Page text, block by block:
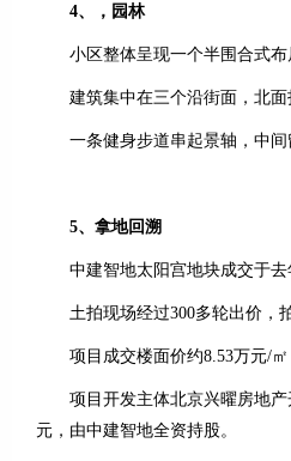
4、，园林
小区整体呈现一个半围合式布
建筑集中在三个沿街面，北面
一条健身步道串起景轴，中间
5、拿地回溯
中建智地太阳宫地块成交于去
土拍现场经过300多轮出价，拍
项目成交楼面价约8.53万元/㎡
项目开发主体北京兴曜房地产
元，由中建智地全资持股。